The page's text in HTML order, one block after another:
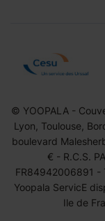
© YOOPALA -
Lyon, Toulouse,
boulevard
€ - R.C.S.
FR84942006891 -
Yoopala ServicE
Ile de